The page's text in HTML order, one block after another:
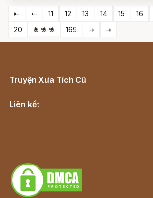
⇤ ⇠ 11 12 13 14 15 16
20
❀ ❀ ❀ 169 ⇢ ⇥
Truyện Xưa Tích Cũ
Liên kết